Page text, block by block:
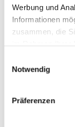
Werbung und
Informationen
zusammen, die
Notwendig
Präferenzen
Weiterlesen
16.12.15: Die
und 31. Dezember
Weiterlesen